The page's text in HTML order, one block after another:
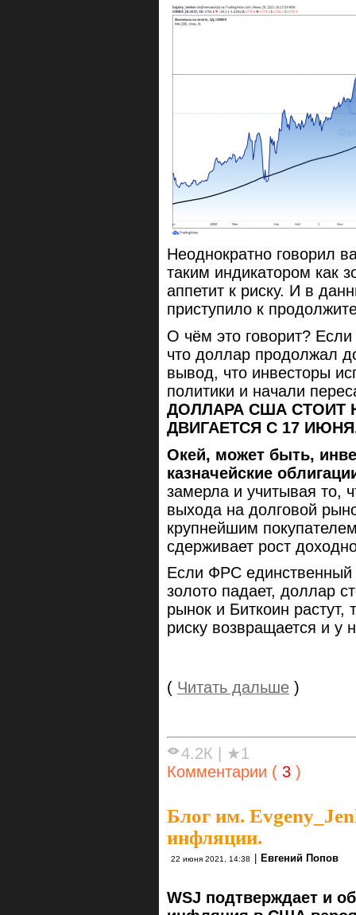
Неоднократно говорил
таким индикатором как
аппетит к риску. И в
приступило к
О чём это говорит?
что доллар продолжал
вывод, что инвесторы
политики и начали
ДОЛЛАРА США СТОИТ
ДВИГАЕТСЯ С 17
Окей, может быть,
казначейские
замерла и учитывая то,
выхода на долговой
крупнейшим
сдерживает рост
Если ФРС единственный
золото падает, доллар
рынок и Биткоин растут,
риску возвращается и у
( Читать дальше )
4.2К
★1
Комментарии ( 3 )
Блог им.
инфляции.
22 июня 2021, 14:38 Евгений Попов
WSJ подтверждает и